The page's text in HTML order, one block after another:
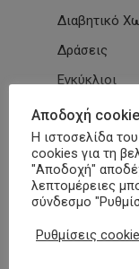
Διαβητικό
Δράσεις
Εγκύκλιοι
Εθνικές &
Εκδηλώσεις
Εκπαίδευση
Αποδοχή
Η ιστοσελίδα
cookies για τη
"Αποδοχή"
λεπτομέρειες
σύνδεσμο
Ρυθμίσεις